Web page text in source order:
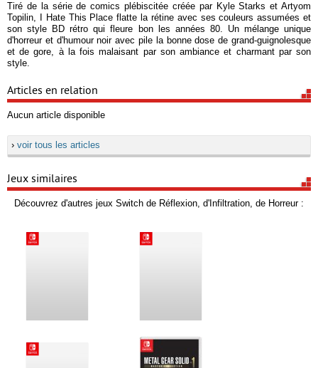
Tiré de la série de comics plébiscitée créée par Kyle Starks et Artyom
Topilin, I Hate This Place flatte la rétine avec ses couleurs assumées et
son style BD rétro qui fleure bon les années 80. Un mélange unique
d'horreur et d'humour noir avec pile la bonne dose de grand-guignolesque
et de gore, à la fois malaisant par son ambiance et charmant par son
style.
Articles en relation
Aucun article disponible
› voir tous les articles
Jeux similaires
Découvrez d'autres jeux Switch de Réflexion, d'Infiltration, de Horreur :